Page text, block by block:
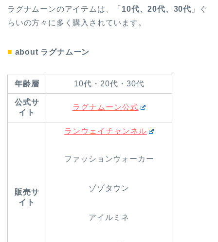
ラグナムーンのアイテムは、「 10代、20代、30代 」ぐ
らいの方々に多く購入されています。
■ about ラグナムーン
年齢層 10代・20代・30代
公式サ
イト
ラグナムーン公式
販売サ
イト
ランウェイチャンネル
ファッションウォーカー
ゾゾタウン
アイルミネ